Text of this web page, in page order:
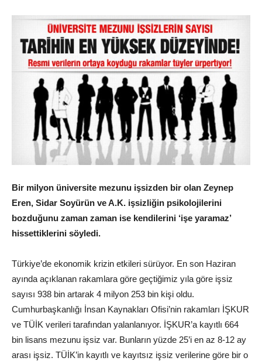
Bir milyon üniversite mezunu işsizden bir olan Zeynep
Eren, Sidar Soyürün ve A.K. işsizliğin psikolojilerini
bozduğunu zaman zaman ise kendilerini ‘işe yaramaz’
hissettiklerini söyledi.
Türkiye’de ekonomik krizin etkileri sürüyor. En son Haziran
ayında açıklanan rakamlara göre geçtiğimiz yıla göre işsiz
sayısı 938 bin artarak 4 milyon 253 bin kişi oldu.
Cumhurbaşkanlığı İnsan Kaynakları Ofisi’nin rakamları İŞKUR
ve TÜİK verileri tarafından yalanlanıyor. İŞKUR’a kayıtlı 664
bin lisans mezunu işsiz var. Bunların yüzde 25’i en az 8-12 ay
arası işsiz. TÜİK’in kayıtlı ve kayıtsız işsiz verilerine göre bir o